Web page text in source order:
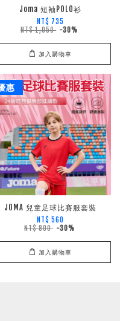
Joma 短袖POLO衫
NT$ 735
NT$ 1,050 -30%
加入購物車
惠
JOMA 兒童足球比賽服套裝
NT$ 560
NT$ 800 -30%
加入購物車